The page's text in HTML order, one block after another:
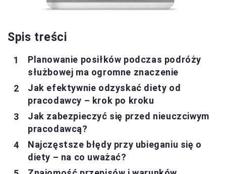
Spis treści
Planowanie posiłków podczas podróży
służbowej ma ogromne znaczenie
Jak efektywnie odzyskać diety od
pracodawcy – krok po kroku
Jak zabezpieczyć się przed nieuczciwym
pracodawcą?
Najczęstsze błędy przy ubieganiu się o
diety – na co uważać?